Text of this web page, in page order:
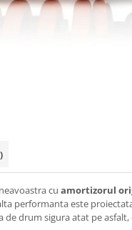
cu amortizorul
performanta este
drum sigura atat pe asfalt,